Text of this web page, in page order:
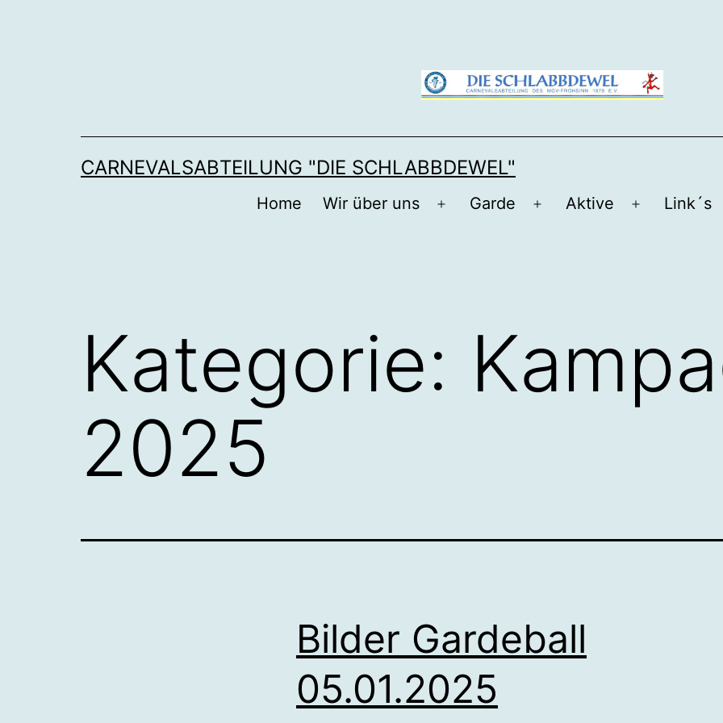
CARNEVALSABTEILUNG "DIE SCHLABBDEWEL"
Home Wir über uns
Menü
Garde
Menü
Aktive
Menü
Link´s
Kategorie:
2025
Bilder Gardeball
05.01.2025